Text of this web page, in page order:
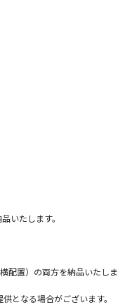
いたします。
配置）の両方を納品いたしま
となる場合がございます。